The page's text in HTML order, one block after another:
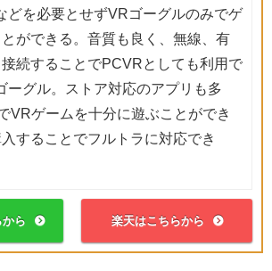
どを必要とせずVRゴーグルのみでゲ
ができる。音質も良く、無線、有
続することでPCVRとしても利用で
ーグル。ストア対応のアプリも多
VRゲームを十分に遊ぶことができ
することでフルトラに対応でき
ら 楽天はこちらから